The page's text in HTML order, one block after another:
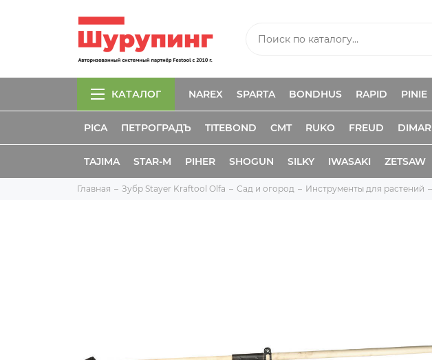
КАТАЛОГ NAREX SPARTA BONDHUS RAPID PINIE
PICA ПЕТРОГРАДЪ TITEBOND CMT RUKO FREUD DIMAR
TAJIMA STAR-M PIHER SHOGUN SILKY IWASAKI ZETSAW
Главная Зубр Stayer Kraftool Olfa Сад и огород Инструменты для растений